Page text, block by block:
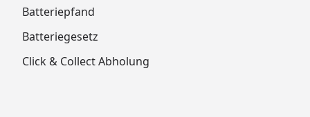
Batteriepfand
Batteriegesetz
Click & Collect Abholung